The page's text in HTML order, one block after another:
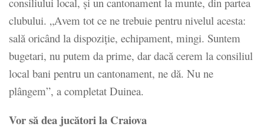
clubului. „Avem tot ce ne trebuie pentru nivelul acesta:
sală oricând la dispoziție, echipament, mingi. Suntem
bugetari, nu putem da prime, dar dacă cerem la consiliul
local bani pentru un cantonament, ne dă. Nu ne
plângem”, a completat Duinea.
Vor să dea jucători la Craiova